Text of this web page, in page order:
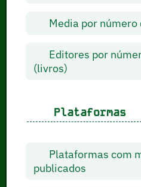
Media por
Editores por
(livros)
Plataformas
Plataformas com
publicados